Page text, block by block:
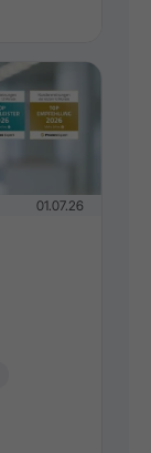
01.07.26